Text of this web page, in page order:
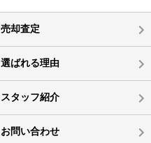
売却査定
選ばれる理由
スタッフ紹介
お問い合わせ